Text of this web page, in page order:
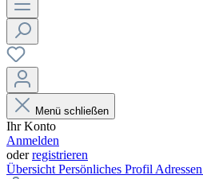
Menü schließen
Ihr Konto
Anmelden
oderregistrieren
Übersicht Persönliches Profil Adressen